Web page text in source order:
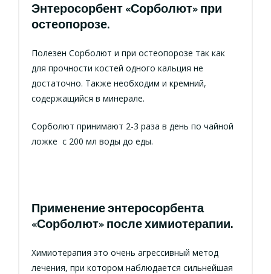
Энтеросорбент «Сорболют» при
остеопорозе.
Полезен Сорболют и при остеопорозе так как
для прочности костей одного кальция не
достаточно. Также необходим и кремний,
содержащийся в минерале.
Сорболют принимают 2-3 раза в день по чайной
ложке с 200 мл воды до еды.
Применение энтеросорбента
«Сорболют» после химиотерапии.
Химиотерапия это очень агрессивный метод
лечения, при котором наблюдается сильнейшая